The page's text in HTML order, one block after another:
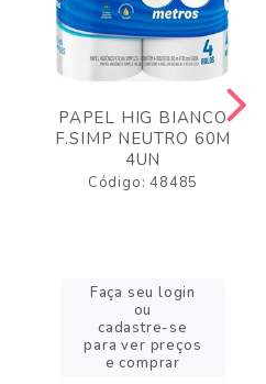
PAPEL HIG BIANCO
F.SIMP NEUTRO 60M
4UN
Código: 48485
Faça seu login
ou
cadastre-se
para ver preços
e comprar